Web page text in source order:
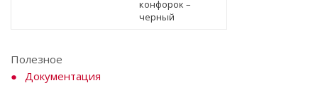
конфорок –
черный
Полезное
Документация